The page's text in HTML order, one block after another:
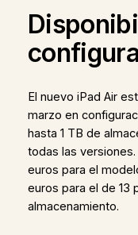
El nuevo iPad Air
marzo en
hasta 1 TB de
todas las
euros para el
euros para el de 13
almacenamiento.